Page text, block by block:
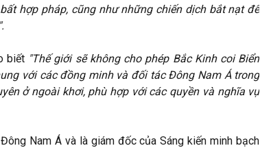
hợp pháp, cũng như những chiến dịch bắt nạt để
biết "Thế giới sẽ không cho phép Bắc Kinh coi Biển
với các đồng minh và đối tác Đông Nam Á trong
ở ngoài khơi, phù hợp với các quyền và nghĩa vụ
Nam Á và là giám đốc của Sáng kiến minh bạch